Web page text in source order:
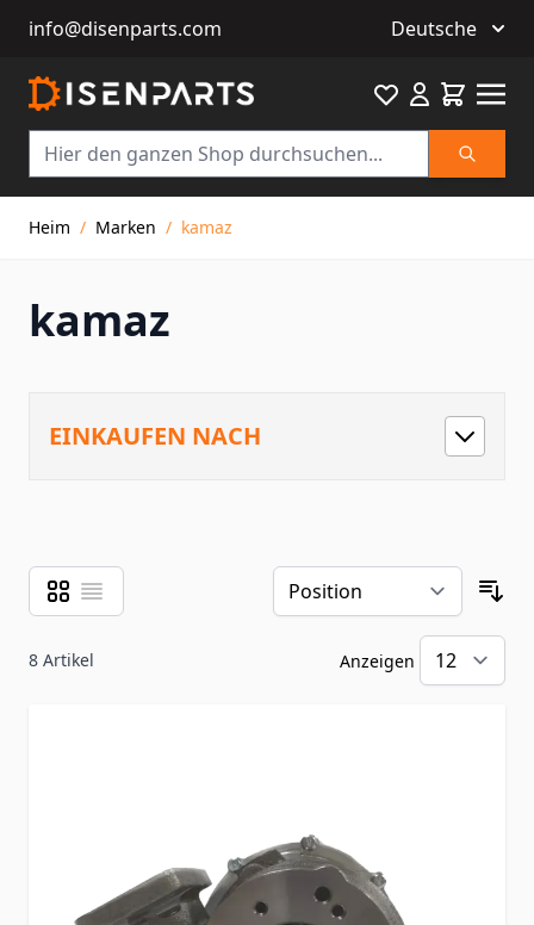
info@disenparts.com Deutsche
Suche
Favourite
Heim / Marken / kamaz
kamaz
EINKAUFEN NACH
Ansicht als
Raster
Liste
8 Artikel Anzeigen